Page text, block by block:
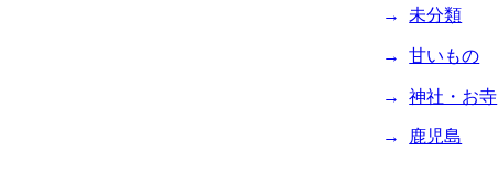
未分類
甘いもの
神社・お寺
鹿児島